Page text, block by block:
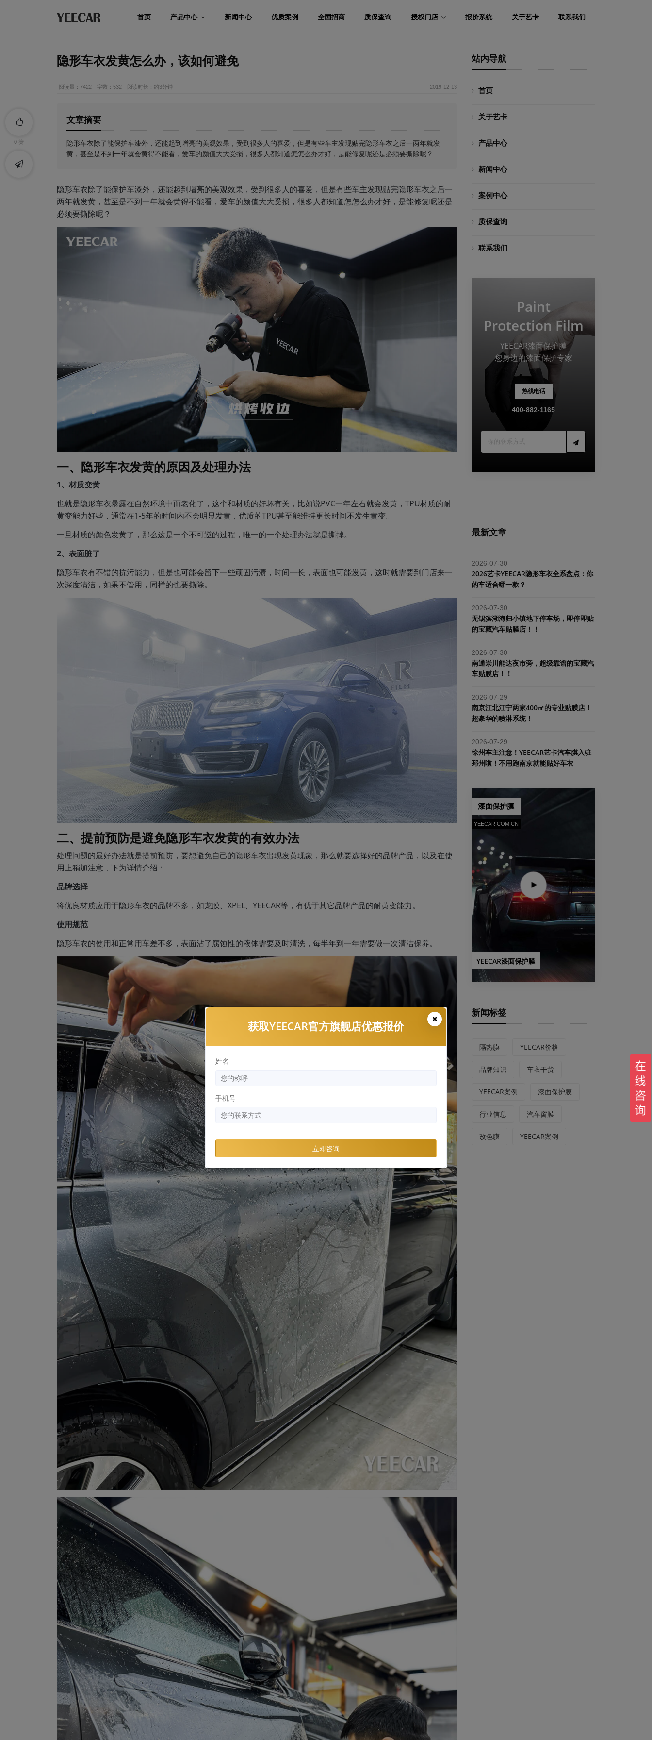
首页 产品中心 新闻中心 优质案例 全国招商 质保查询 授权门店 报价系统 关于艺卡 联系我们
隐形车衣发黄怎么办，该如何避免
阅读量：7422 字数：532 阅读时长：约3分钟 2019-12-13
文章摘要
隐形车衣除了能保护车漆外，还能起到增亮的美观效果，受到很多人的喜爱，但是有些车主发现贴完隐形车衣之后一两年就发
黄，甚至是不到一年就会黄得不能看，爱车的颜值大大受损，很多人都知道怎怎么办才好，是能修复呢还是必须要撕除呢？
隐形车衣除了能保护车漆外，还能起到增亮的美观效果，受到很多人的喜爱，但是有些车主发现贴完隐形车衣之后一
两年就发黄，甚至是不到一年就会黄得不能看，爱车的颜值大大受损，很多人都知道怎怎么办才好，是能修复呢还是
必须要撕除呢？
一、隐形车衣发黄的原因及处理办法
1、材质变黄
也就是隐形车衣暴露在自然环境中而老化了，这个和材质的好坏有关，比如说PVC一年左右就会发黄，TPU材质的耐
黄变能力好些，通常在1-5年的时间内不会明显发黄，优质的TPU甚至能维持更长时间不发生黄变。
一旦材质的颜色发黄了，那么这是一个不可逆的过程，唯一的一个处理办法就是撕掉。
2、表面脏了
隐形车衣有不错的抗污能力，但是也可能会留下一些顽固污渍，时间一长，表面也可能发黄，这时就需要到门店来一
次深度清洁，如果不管用，同样的也要撕除。
二、提前预防是避免隐形车衣发黄的有效办法
处理问题的最好办法就是提前预防，要想避免自己的隐形车衣出现发黄现象，那么就要选择好的品牌产品，以及在使
用上稍加注意，下为详情介绍：
品牌选择
将优良材质应用于隐形车衣的品牌不多，如龙膜、XPEL、YEECAR等，有优于其它品牌产品的耐黄变能力。
使用规范
隐形车衣的使用和正常用车差不多，表面沾了腐蚀性的液体需要及时清洗，每半年到一年需要做一次清洁保养。
站内导航
首页
关于艺卡
产品中心
新闻中心
案例中心
质保查询
联系我们
Paint
Protection Film
YEECAR漆面保护膜
您身边的漆面保护专家
热线电话
400-882-1165
最新文章
2026-07-30
2026艺卡YEECAR隐形车衣全系盘点：你
的车适合哪一款？
2026-07-30
​无锡滨湖海归小镇地下停车场，即停即贴
的宝藏汽车贴膜店！！
2026-07-30
南通崇川能达夜市旁，超级靠谱的宝藏汽
车贴膜店！！
2026-07-29
南京江北江宁两家400㎡的专业贴膜店！
超豪华的喷淋系统！
2026-07-29
​徐州车主注意！YEECAR艺卡汽车膜入驻
邳州啦！不用跑南京就能贴好车衣
漆面保护膜
YEECAR.COM.CN
YEECAR漆面保护膜
新闻标签
隔热膜 YEECAR价格
品牌知识 车衣干货
YEECAR案例 漆面保护膜
行业信息 汽车窗膜
改色膜 YEECAR案例
0 赞
获取YEECAR官方旗舰店优惠报价
姓名
手机号
立即咨询